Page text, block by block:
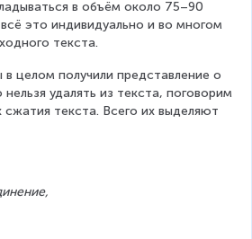
в объём около 75–90
это индивидуально и во многом
текста.
в целом получили представление о
удалять из текста, поговорим
текста. Всего их выделяют